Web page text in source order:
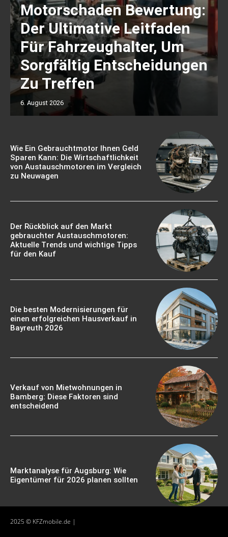
Motorschaden Bewertung:
Der Ultimative Leitfaden
Für Fahrzeughalter, Um
Sorgfältig Entscheidungen
Zu Treffen
6. August 2026
Wie Ein Gebrauchtmotor Ihnen Geld
Sparen Kann: Die Wirtschaftlichkeit
von Austauschmotoren im Vergleich
zu Neuwagen
Der Rückblick auf den Markt
gebrauchter Austauschmotoren:
Aktuelle Trends und wichtige Tipps
für den Kauf
Die besten Modernisierungen für
einen erfolgreichen Hausverkauf in
Bayreuth 2026
Verkauf von Mietwohnungen in
Bamberg: Diese Faktoren sind
entscheidend
Marktanalyse für Augsburg: Wie
Eigentümer für 2026 planen sollten
2025 © KFZmobile.de |